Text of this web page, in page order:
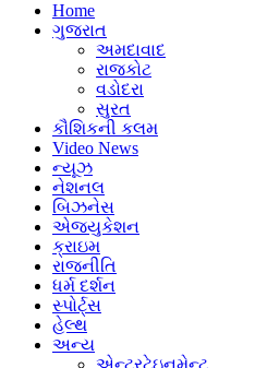
Home
ગુજરાત
અમદાવાદ
રાજકોટ
વડોદરા
સુરત
કૌશિકની કલમ
Video News
ન્યૂઝ
નેશનલ
બિઝનેસ
એજ્યુકેશન
ક્રાઇમ
રાજનીતિ
ધર્મ દર્શન
સ્પોર્ટ્સ
હેલ્થ
અન્ય
એન્ટરટેઇનમેન્ટ